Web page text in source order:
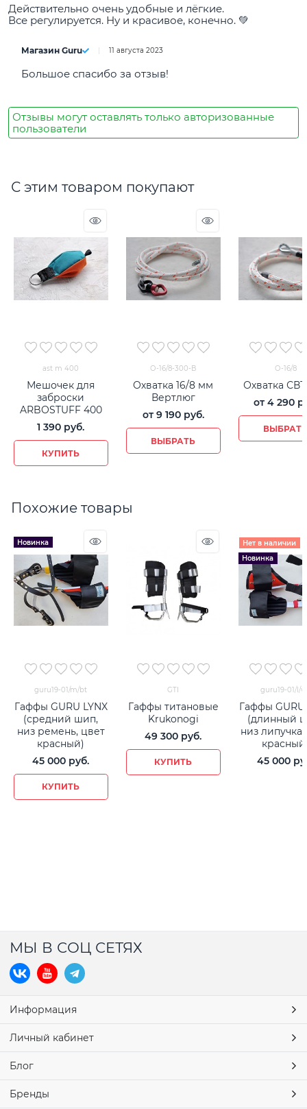
Действительно очень удобные и лёгкие.
Все регулируется. Ну и красивое, конечно. 💚
Магазин Guru 11 августа 2023
Большое спасибо за отзыв!
Отзывы могут оставлять только авторизованные
пользователи
С этим товаром покупают
ast m 400
Мешочек для
заброски
ARBOSTUFF 400
1 390 руб.
КУПИТЬ
О-16/8-300-В
Охватка 16/8 мм
Вертлюг
от 9 190 руб.
ВЫБРАТЬ
О-16/8
Охватка СВТ
от 4 290
Похожие товары
Новинка
guru19-01/m/bt
Гаффы GURU LYNX
(средний шип,
низ ремень, цвет
красный)
45 000 руб.
КУПИТЬ
GTI
Гаффы титановые
Krukonogi
49 300 руб.
КУПИТЬ
Нет в наличии
Новинка
guru19-01/l/
Гаффы GURU
(длинный
низ
45 000
МЫ В СОЦ СЕТЯХ
Информация
Личный кабинет
Блог
Бренды